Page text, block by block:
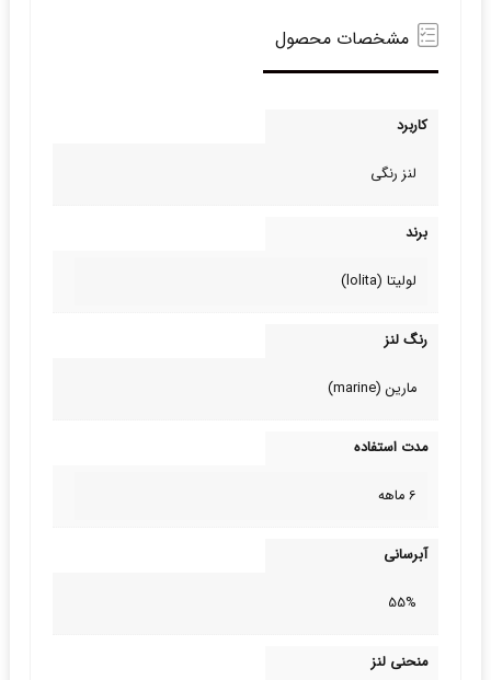
مشخصات محصول
کاربرد
لنز رنگی
برند
لولیتا (lolita)
رنگ لنز
مارین (marine)
مدت استفاده
6 ماهه
آبرسانی
55%
منحنی لنز